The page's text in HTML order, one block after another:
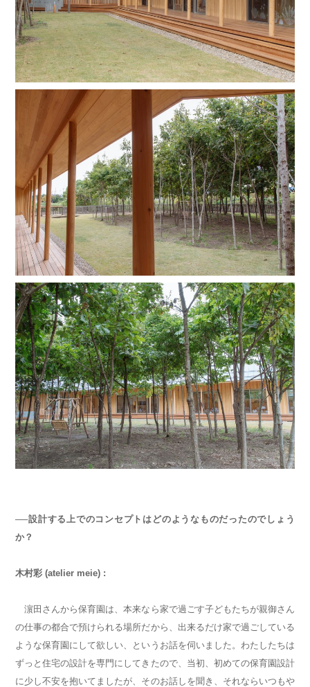
──設計する上でのコンセプトはどのようなものだったのでしょう
か？
木村彩 (atelier meie) :
濵田さんから保育園は、本来なら家で過ごす子どもたちが親御さん
の仕事の都合で預けられる場所だから、出来るだけ家で過ごしている
ような保育園にして欲しい、というお話を伺いました。わたしたちは
ずっと住宅の設計を専門にしてきたので、当初、初めての保育園設計
に少し不安を抱いてましたが、そのお話しを聞き、それならいつもや